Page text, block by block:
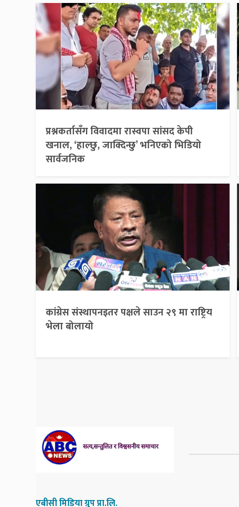
प्रश्नकर्तासँग विवादमा रास्वपा सांसद केपी
खनाल, ‘हाल्छु, जाक्दिन्छु’ भनिएको भिडियो
सार्वजनिक
कांग्रेस संस्थापनइतर पक्षले साउन २९ मा राष्ट्रिय
भेला बोलायो
एबीसी मिडिया ग्रुप प्रा.लि.